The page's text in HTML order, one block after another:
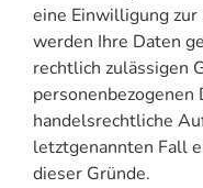
eine Einwilligung
werden Ihre Daten
rechtlich zulässigen
personenbezogenen
handelsrechtliche
letztgenannten Fall
dieser Gründe.